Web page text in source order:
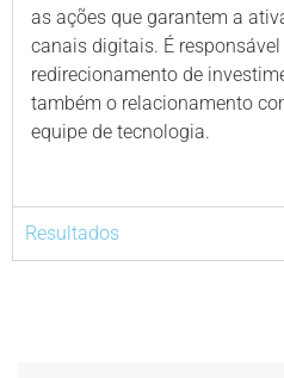
as ações que garantem a
canais digitais. É
redirecionamento de
também o relacionamento
equipe de tecnologia.
Resultados